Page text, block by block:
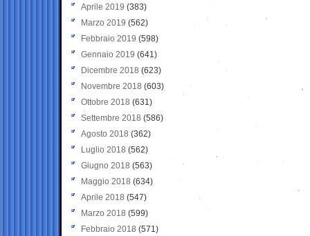
Aprile 2019 (383)
Marzo 2019 (562)
Febbraio 2019 (598)
Gennaio 2019 (641)
Dicembre 2018 (623)
Novembre 2018 (603)
Ottobre 2018 (631)
Settembre 2018 (586)
Agosto 2018 (362)
Luglio 2018 (562)
Giugno 2018 (563)
Maggio 2018 (634)
Aprile 2018 (547)
Marzo 2018 (599)
Febbraio 2018 (571)